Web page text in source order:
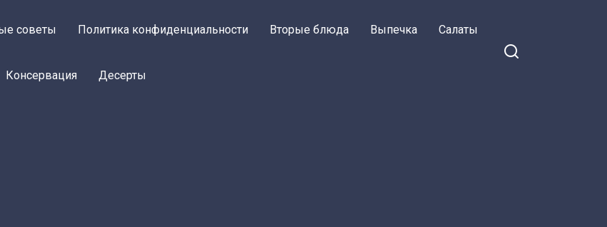
советы Политика конфиденциальности Вторые блюда Выпечка Салаты
Консервация Десерты